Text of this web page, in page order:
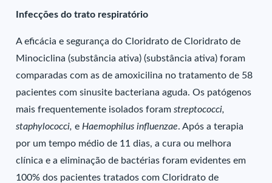
Infecções do trato respiratório
A eficácia e segurança do Cloridrato de Cloridrato de
Minociclina (substância ativa) (substância ativa) foram
comparadas com as de amoxicilina no tratamento de 58
pacientes com sinusite bacteriana aguda. Os patógenos
mais frequentemente isolados foram streptococci,
staphylococci, e Haemophilus influenzae. Após a terapia
por um tempo médio de 11 dias, a cura ou melhora
clínica e a eliminação de bactérias foram evidentes em
100% dos pacientes tratados com Cloridrato de